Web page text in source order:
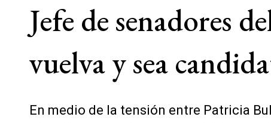
Jefe de senadores
vuelva y sea
En medio de la tensión entre Patricia